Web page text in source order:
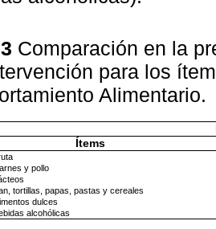
Comparación en la
para los
Alimentario.
Ítems
y pollo
tortillas, papas, pastas y cereales
dulces
alcohólicas